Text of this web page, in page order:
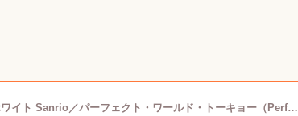
サンリオ シナモン 歯ブラシスタンド ホワイト Sanrio／パーフェクト・ワールド・トーキョー（Perfect World Tokyo）